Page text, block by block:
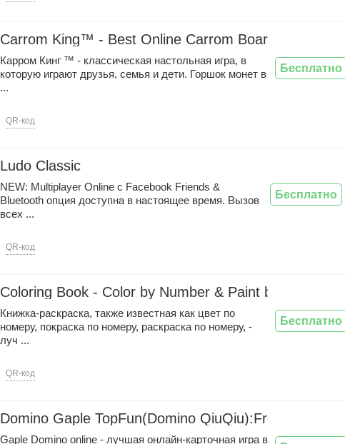
Carrom King™ - Best Online Carrom Board Pool Game
Карром Кинг ™ - классическая настольная игра, в
которую играют друзья, семья и дети. Горшок монет в
...
QR-код
Бесплатно
Ludo Classic
NEW: Multiplayer Online с Facebook Friends &
Bluetooth опция доступна в настоящее время. Вызов
всех ...
QR-код
Бесплатно
Coloring Book - Color by Number & Paint by Number
Книжка-раскраска, также известная как цвет по
номеру, покраска по номеру, раскраска по номеру, -
луч ...
QR-код
Бесплатно
Domino Gaple TopFun(Domino QiuQiu):Free dan online
Gaple Domino online - лучшая онлайн-карточная игра в